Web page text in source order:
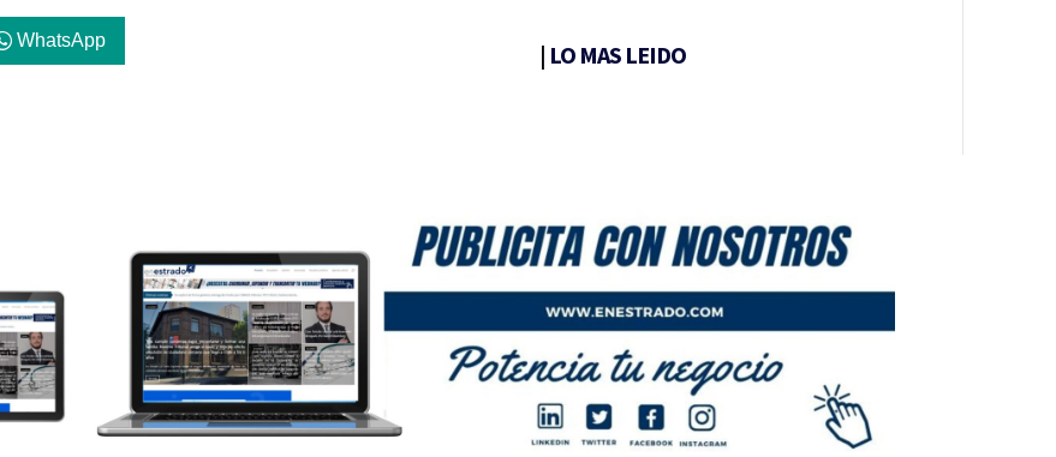
WhatsApp | LO MAS LEIDO